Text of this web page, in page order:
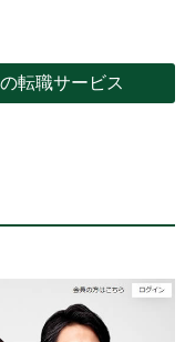
転職サービス